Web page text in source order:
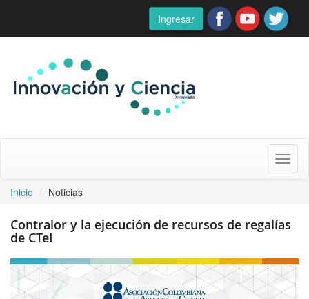
Ingresar
Inicio
Noticias
Contralor y la ejecución de recursos de regalías
de CTeI